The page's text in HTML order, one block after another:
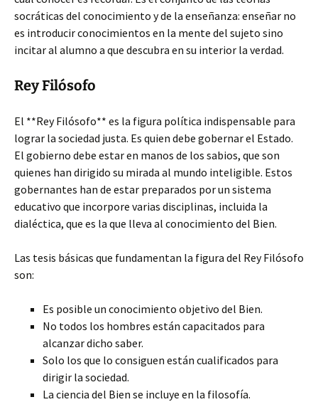
socráticas del conocimiento y de la enseñanza: enseñar no
es introducir conocimientos en la mente del sujeto sino
incitar al alumno a que descubra en su interior la verdad.
Rey Filósofo
El **Rey Filósofo** es la figura política indispensable para
lograr la sociedad justa. Es quien debe gobernar el Estado.
El gobierno debe estar en manos de los sabios, que son
quienes han dirigido su mirada al mundo inteligible. Estos
gobernantes han de estar preparados por un sistema
educativo que incorpore varias disciplinas, incluida la
dialéctica, que es la que lleva al conocimiento del Bien.
Las tesis básicas que fundamentan la figura del Rey Filósofo
son:
Es posible un conocimiento objetivo del Bien.
No todos los hombres están capacitados para
alcanzar dicho saber.
Solo los que lo consiguen están cualificados para
dirigir la sociedad.
La ciencia del Bien se incluye en la filosofía.